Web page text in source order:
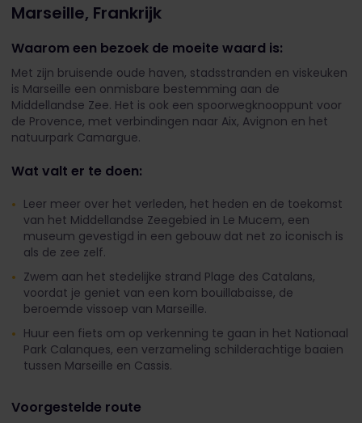
Marseille, Frankrijk
Waarom een bezoek de moeite waard is:
Met zijn bruisende oude haven, stadsstranden en viskeuken
is Marseille een onmisbare bestemming aan de
Middellandse Zee. Het is ook een spoorwegknooppunt voor
de Provence, met verbindingen naar Aix, Avignon en het
natuurpark Camargue.
Wat valt er te doen:
Leer meer over het verleden, het heden en de toekomst
van het Middellandse Zeegebied in Le Mucem, een
museum gevestigd in een gebouw dat net zo iconisch is
als de zee zelf.
Zwem aan het stedelijke strand Plage des Catalans,
voordat je geniet van een kom bouillabaisse, de
beroemde vissoep van Marseille.
Huur een fiets om op verkenning te gaan in het Nationaal
Park Calanques, een verzameling schilderachtige baaien
tussen Marseille en Cassis.
Voorgestelde route